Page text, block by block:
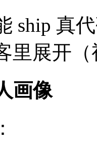
ship 真
里展开
画像
：